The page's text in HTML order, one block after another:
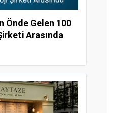
Önde Gelen 100
Arasında